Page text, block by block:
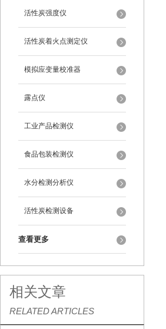
活性炭强度仪
活性炭着火点测定仪
模拟应变量校准器
露点仪
工业产品检测仪
食品包装检测仪
水分检测分析仪
活性炭检测设备
查看更多
相关文章
RELATED ARTICLES